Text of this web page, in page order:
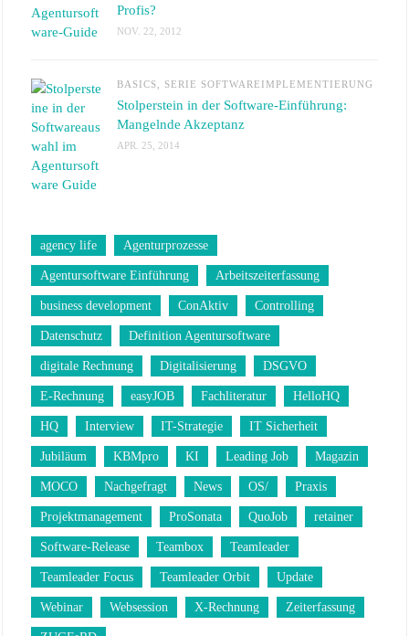
Profis?
NOV. 22, 2012
BASICS SERIE SOFTWAREIMPLEMENTIERUNG
Stolperstein in der Software-Einführung:
Mangelnde Akzeptanz
APR. 25, 2014
agency life Agenturprozesse
Agentursoftware Einführung Arbeitszeiterfassung
business development ConAktiv Controlling
Datenschutz Definition Agentursoftware
digitale Rechnung Digitalisierung DSGVO
E-Rechnung easyJOB Fachliteratur HelloHQ
HQ Interview IT-Strategie IT Sicherheit
Jubiläum KBMpro KI Leading Job Magazin
MOCO Nachgefragt News OS/ Praxis
Projektmanagement ProSonata QuoJob retainer
Software-Release Teambox Teamleader
Teamleader Focus Teamleader Orbit Update
Webinar Websession X-Rechnung Zeiterfassung